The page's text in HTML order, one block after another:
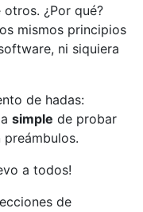
¿Por qué?
mismos principios
ni siquiera
de hadas:
simple de probar
a todos!
de